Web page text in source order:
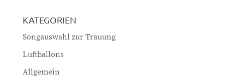
KATEGORIEN
Songauswahl zur Trauung
Luftballons
Allgemein